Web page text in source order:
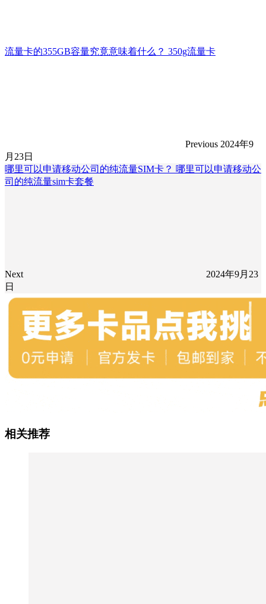
流量卡的355GB容量究竟意味着什么？ 350g流量卡
Previous 2024年9
月23日
哪里可以申请移动公司的纯流量SIM卡？ 哪里可以申请移动公
司的纯流量sim卡套餐
Next
2024年9月23
日
相关推荐